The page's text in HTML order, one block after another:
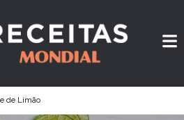
de Limão